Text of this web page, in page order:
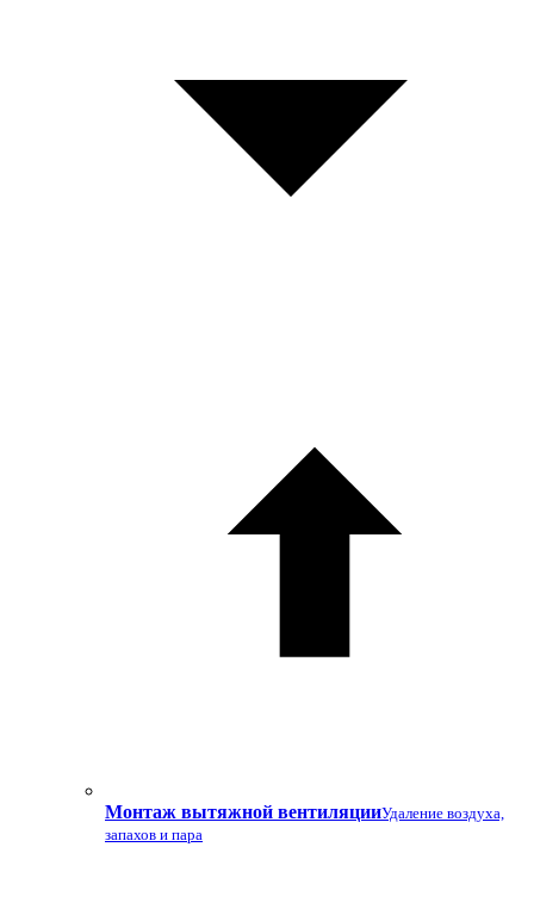
Монтаж вытяжной вентиляцииУдаление воздуха,
запахов и пара